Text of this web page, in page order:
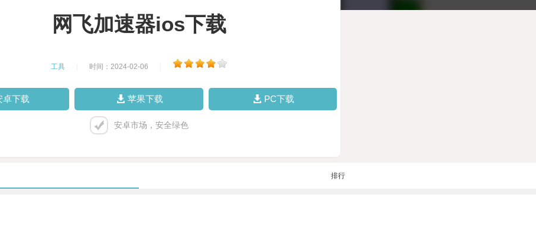
网飞加速器ios下载
工具 时间：2024-02-06
卓下载 苹果下载 PC下载
安卓市场，安全绿色
排行